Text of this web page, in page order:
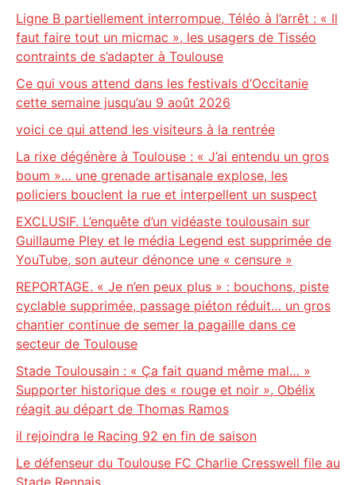
Ligne B partiellement interrompue, Téléo à l’arrêt : « Il
faut faire tout un micmac », les usagers de Tisséo
contraints de s’adapter à Toulouse
Ce qui vous attend dans les festivals d’Occitanie
cette semaine jusqu’au 9 août 2026
voici ce qui attend les visiteurs à la rentrée
La rixe dégénère à Toulouse : « J’ai entendu un gros
boum »… une grenade artisanale explose, les
policiers bouclent la rue et interpellent un suspect
EXCLUSIF. L’enquête d’un vidéaste toulousain sur
Guillaume Pley et le média Legend est supprimée de
YouTube, son auteur dénonce une « censure »
REPORTAGE. « Je n’en peux plus » : bouchons, piste
cyclable supprimée, passage piéton réduit… un gros
chantier continue de semer la pagaille dans ce
secteur de Toulouse
Stade Toulousain : « Ça fait quand même mal… »
Supporter historique des « rouge et noir », Obélix
réagit au départ de Thomas Ramos
il rejoindra le Racing 92 en fin de saison
Le défenseur du Toulouse FC Charlie Cresswell file au
Stade Rennais